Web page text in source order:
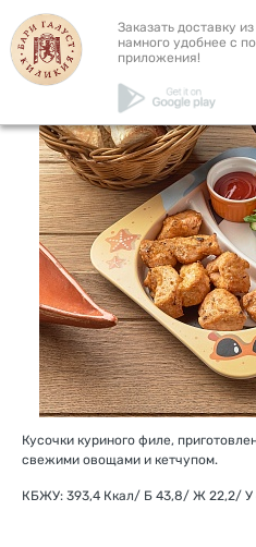
Заказать доставку
намного удобнее с
приложения!
Шашлык из
Кусочки куриного филе,
свежими овощами и кетчупом.
КБЖУ: 393,4 Ккал/ Б 43,8/ Ж 22,2/ У